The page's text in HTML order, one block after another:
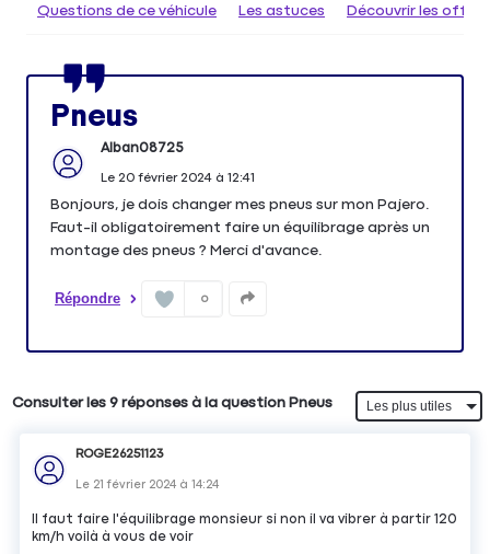
Questions de ce véhicule Les astuces Découvrir les
Pneus
Alban08725
Le 20 février 2024à 12:41
Bonjours, je dois changer mes pneus sur mon Pajero.
Faut-il obligatoirement faire un équilibrage après un
montage des pneus ? Merci d'avance.
Répondre 0
Consulter les 9 réponses à la question Pneus
ROGE26251123
Le 21 février 2024 à14:24
Il faut faire l'équilibrage monsieur si non il va vibrer à partir 120
km/h voilà à vous de voir